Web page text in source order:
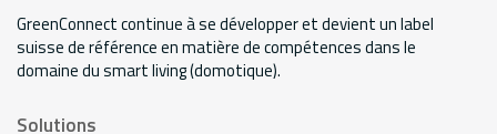
GreenConnect continue à se développer et devient un label
suisse de référence en matière de compétences dans le
domaine du smart living (domotique).
Solutions